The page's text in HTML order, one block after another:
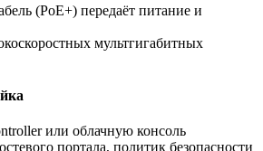
(PoE+) передаёт питание и
мультгигабитных
или облачную консоль
портала, политик безопасности